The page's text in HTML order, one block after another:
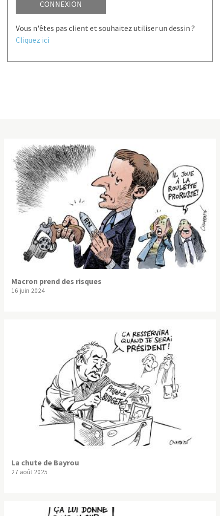
CONNEXION
Vous n'êtes pas client et souhaitez utiliser un dessin ?
Cliquez ici
Macron prend des risques
16 juin 2024
La chute de Bayrou
27 août 2025